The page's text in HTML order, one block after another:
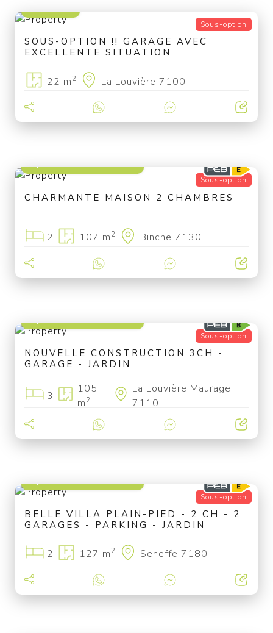
Sous-option
SOUS-OPTION !! GARAGE AVEC
EXCELLENTE SITUATION
22 m2 La Louvière 7100
Sous-option
CHARMANTE MAISON 2 CHAMBRES
2 107 m2 Binche 7130
Sous-option
NOUVELLE CONSTRUCTION 3CH -
GARAGE - JARDIN
3
105
m2
La Louvière Maurage
7110
Sous-option
BELLE VILLA PLAIN-PIED - 2 CH - 2
GARAGES - PARKING - JARDIN
2 127 m2 Seneffe 7180